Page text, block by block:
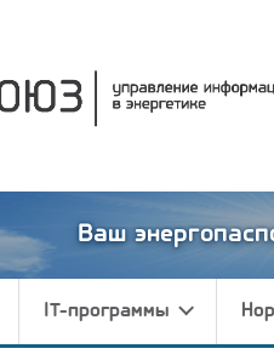
Ваш
IT-программы